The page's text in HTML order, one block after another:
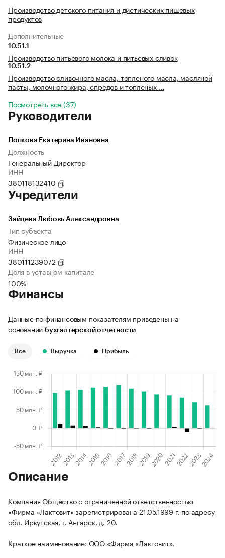
Производство детского питания и диетических пищевых
продуктов
Дополнительные
10.51.1
Производство питьевого молока и питьевых сливок
10.51.2
Производство сливочного масла, топленого масла, масляной
пасты, молочного жира, спредов и топленых …
Посмотреть все (37)
Руководители
Попкова Екатерина Ивановна
Должность
Генеральный Директор
ИНН
380118132410
Учредители
Зайцева Любовь Александровна
Тип субъекта
Физическое лицо
ИНН
380111239072
Доля в уставном капитале
100%
Финансы
Данные по финансовым показателям приведены на
основании бухгалтерской отчетности
Все Выручка Прибыль
Описание
Компания Общество с ограниченной ответственностью
«Фирма «Лактовит» зарегистрирована 21.05.1999 г. по адресу
обл. Иркутская, г. Ангарск, д. 20.
Краткое наименование: ООО «Фирма «Лактовит».